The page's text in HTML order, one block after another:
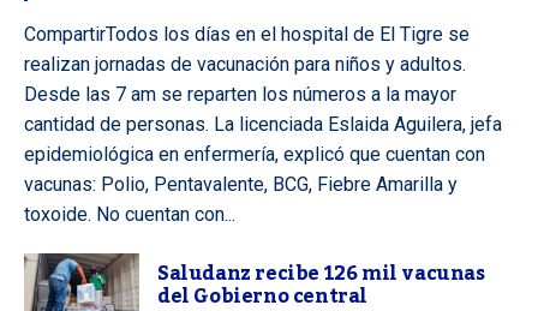
CompartirTodos los días en el hospital de El Tigre se
realizan jornadas de vacunación para niños y adultos.
Desde las 7 am se reparten los números a la mayor
cantidad de personas. La licenciada Eslaida Aguilera, jefa
epidemiológica en enfermería, explicó que cuentan con
vacunas: Polio, Pentavalente, BCG, Fiebre Amarilla y
toxoide. No cuentan con...
Saludanz recibe 126 mil vacunas
del Gobierno central